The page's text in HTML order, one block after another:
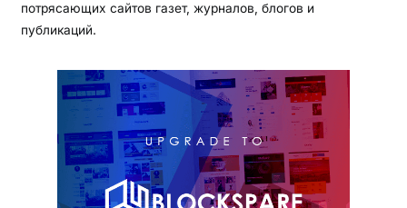
потрясающих сайтов газет, журналов, блогов и
публикаций.